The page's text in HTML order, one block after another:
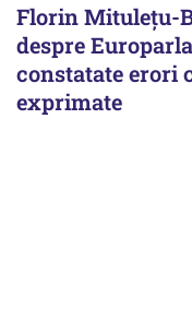
Florin Mituleţu-
despre
constatate erori
exprimate